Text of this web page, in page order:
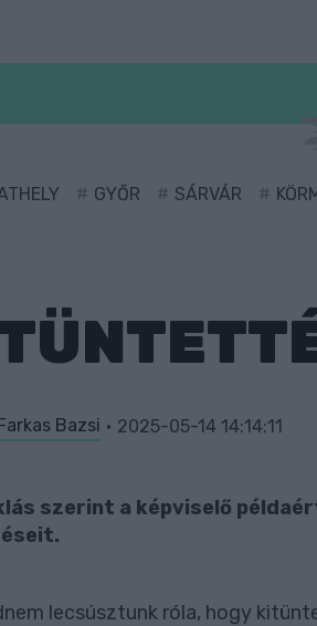
GYŐR SÁRVÁR
Bazsi 2025-05-14 14:14:11
szerint a képviselő
lecsúsztunk róla, hogy